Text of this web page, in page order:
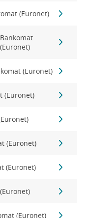
(Euronet)
Bankomat
(Euronet)
(Euronet)
(Euronet)
(Euronet)
(Euronet)
(Euronet)